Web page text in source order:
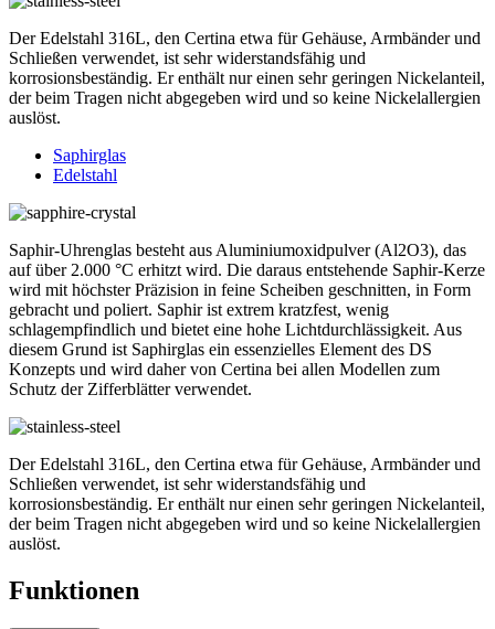
Der Edelstahl 316L, den Certina etwa für Gehäuse, Armbänder und
Schließen verwendet, ist sehr widerstandsfähig und
korrosionsbeständig. Er enthält nur einen sehr geringen Nickelanteil,
der beim Tragen nicht abgegeben wird und so keine Nickelallergien
auslöst.
Saphirglas
Edelstahl
Saphir-Uhrenglas besteht aus Aluminiumoxidpulver (Al2O3), das
auf über 2.000 °C erhitzt wird. Die daraus entstehende Saphir-Kerze
wird mit höchster Präzision in feine Scheiben geschnitten, in Form
gebracht und poliert. Saphir ist extrem kratzfest, wenig
schlagempfindlich und bietet eine hohe Lichtdurchlässigkeit. Aus
diesem Grund ist Saphirglas ein essenzielles Element des DS
Konzepts und wird daher von Certina bei allen Modellen zum
Schutz der Zifferblätter verwendet.
Der Edelstahl 316L, den Certina etwa für Gehäuse, Armbänder und
Schließen verwendet, ist sehr widerstandsfähig und
korrosionsbeständig. Er enthält nur einen sehr geringen Nickelanteil,
der beim Tragen nicht abgegeben wird und so keine Nickelallergien
auslöst.
Funktionen